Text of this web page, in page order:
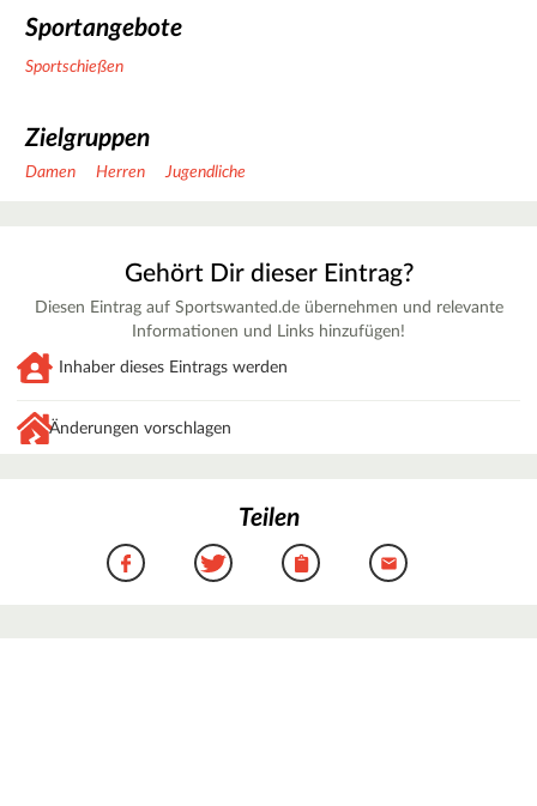
Sportangebote
Sportschießen
Zielgruppen
Damen Herren Jugendliche
Gehört Dir dieser Eintrag?
Diesen Eintrag auf Sportswanted.de übernehmen und relevante
Informationen und Links hinzufügen!
Inhaber dieses Eintrags werden
Änderungen vorschlagen
Teilen